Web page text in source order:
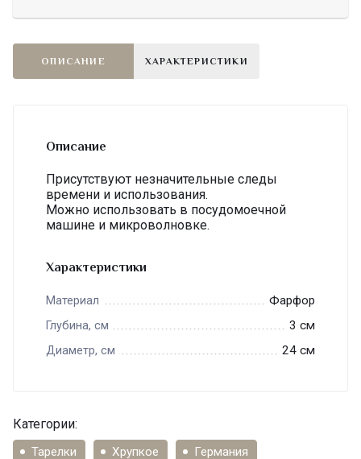
ОПИСАНИЕ ХАРАКТЕРИСТИКИ
Описание
Присутствуют незначительные следы
времени и использования.
Можно использовать в посудомоечной
машине и микроволновке.
Характеристики
Материал Фарфор
Глубина, см 3 см
Диаметр, см 24 см
Категории:
Тарелки Хрупкое Германия